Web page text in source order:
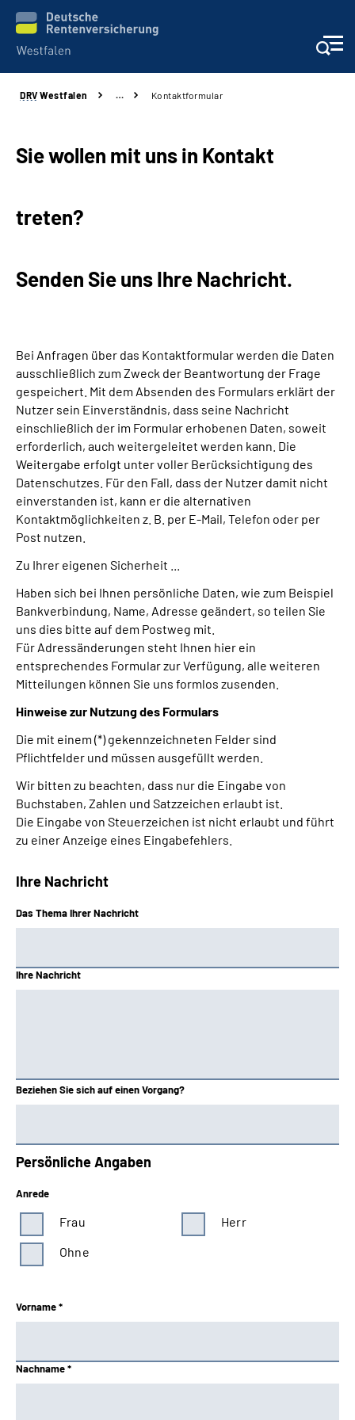
Kontakt und Beratung
Broschüren und mehr
Karriere
Online-Services
Inhalte in Gebärdensprache (DGS)
Leichte Sprache
Suche
Mein Kundenportal
DRV Westfalen … Kontaktformular
Sie wollen mit uns in Kontakt
treten?
Senden Sie uns Ihre Nachricht.
Bei Anfragen über das Kontaktformular werden die Daten
ausschließlich zum Zweck der Beantwortung der Frage
gespeichert. Mit dem Absenden des Formulars erklärt der
Nutzer sein Einverständnis, dass seine Nachricht
einschließlich der im Formular erhobenen Daten, soweit
erforderlich, auch weitergeleitet werden kann. Die
Weitergabe erfolgt unter voller Berücksichtigung des
Datenschutzes. Für den Fall, dass der Nutzer damit nicht
einverstanden ist, kann er die alternativen
Kontaktmöglichkeiten z. B. per E-Mail, Telefon oder per
Post nutzen.
Zu Ihrer eigenen Sicherheit ...
Haben sich bei Ihnen persönliche Daten, wie zum Beispiel
Bankverbindung, Name, Adresse geändert, so teilen Sie
uns dies bitte auf dem Postweg mit.
Für Adressänderungen steht Ihnen hier ein
entsprechendes Formular zur Verfügung, alle weiteren
Mitteilungen können Sie uns formlos zusenden.
Hinweise zur Nutzung des Formulars
Die mit einem (*) gekennzeichneten Felder sind
Pflichtfelder und müssen ausgefüllt werden.
Wir bitten zu beachten, dass nur die Eingabe von
Buchstaben, Zahlen und Satzzeichen erlaubt ist.
Die Eingabe von Steuerzeichen ist nicht erlaubt und führt
zu einer Anzeige eines Eingabefehlers.
Ihre Nachricht
Das Thema Ihrer Nachricht
Ihre Nachricht
Beziehen Sie sich auf einen Vorgang?
Persönliche Angaben
Anrede
Frau
Herr
Ohne
Vorname *
Nachname *